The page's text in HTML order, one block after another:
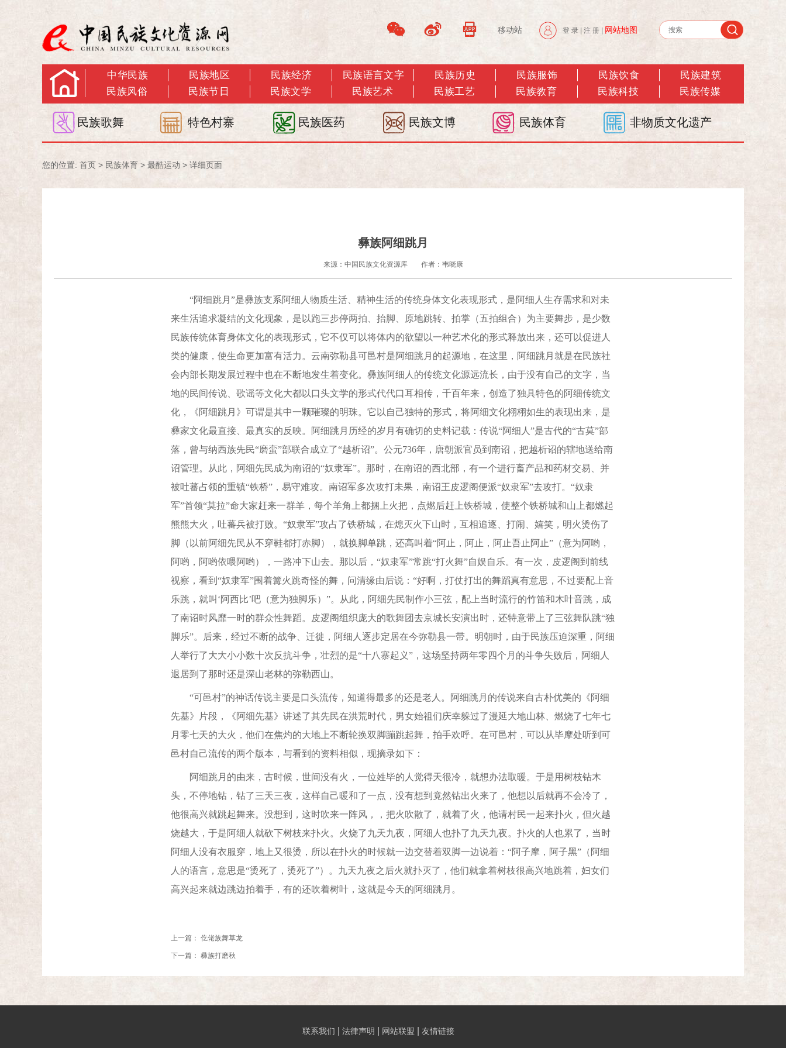
移动站 登 录 注 册 网站地图
中华民族 民族地区 民族经济 民族语言文字 民族历史 民族服饰 民族饮食
民族建筑
民族风俗
民族节日 民族文学 民族艺术 民族工艺 民族教育 民族科技 民族传媒
民族歌舞 特色村寨 民族医药 民族文博 民族体育 非物质文化遗产
您的位置: 首页 > 民族体育 > 最酷运动 > 详细页面
彝族阿细跳月
来源：中国民族文化资源库 作者：韦晓康
“阿细跳月”是彝族支系阿细人物质生活、精神生活的传统身体文化表现形式，是阿细人生存需求和对未
来生活追求凝结的文化现象，是以跑三步停两拍、抬脚、原地跳转、拍掌（五拍组合）为主要舞步，是少数
民族传统体育身体文化的表现形式，它不仅可以将体内的欲望以一种艺术化的形式释放出来，还可以促进人
类的健康，使生命更加富有活力。云南弥勒县可邑村是阿细跳月的起源地，在这里，阿细跳月就是在民族社
会内部长期发展过程中也在不断地发生着变化。彝族阿细人的传统文化源远流长，由于没有自己的文字，当
地的民间传说、歌谣等文化大都以口头文学的形式代代口耳相传，千百年来，创造了独具特色的阿细传统文
化，《阿细跳月》可谓是其中一颗璀璨的明珠。它以自己独特的形式，将阿细文化栩栩如生的表现出来，是
彝家文化最直接、最真实的反映。阿细跳月历经的岁月有确切的史料记载：传说“阿细人”是古代的“古莫”部
落，曾与纳西族先民“磨蛮”部联合成立了“越析诏”。公元736年，唐朝派官员到南诏，把越析诏的辖地送给南
诏管理。从此，阿细先民成为南诏的“奴隶军”。那时，在南诏的西北部，有一个进行畜产品和药材交易、并
被吐蕃占领的重镇“铁桥”，易守难攻。南诏军多次攻打未果，南诏王皮逻阁便派“奴隶军”去攻打。“奴隶
军”首领“莫拉”命大家赶来一群羊，每个羊角上都捆上火把，点燃后赶上铁桥城，使整个铁桥城和山上都燃起
熊熊大火，吐蕃兵被打败。“奴隶军”攻占了铁桥城，在熄灭火下山时，互相追逐、打闹、嬉笑，明火烫伤了
脚（以前阿细先民从不穿鞋都打赤脚），就换脚单跳，还高叫着“阿止，阿止，阿止吾止阿止”（意为阿哟，
阿哟，阿哟依喂阿哟），一路冲下山去。那以后，“奴隶军”常跳“打火舞”自娱自乐。有一次，皮逻阁到前线
视察，看到“奴隶军”围着篝火跳奇怪的舞，问清缘由后说：“好啊，打仗打出的舞蹈真有意思，不过要配上音
乐跳，就叫‘阿西比’吧（意为独脚乐）”。从此，阿细先民制作小三弦，配上当时流行的竹笛和木叶音跳，成
了南诏时风靡一时的群众性舞蹈。皮逻阁组织庞大的歌舞团去京城长安演出时，还特意带上了三弦舞队跳“独
脚乐”。后来，经过不断的战争、迁徙，阿细人逐步定居在今弥勒县一带。明朝时，由于民族压迫深重，阿细
人举行了大大小小数十次反抗斗争，壮烈的是“十八寨起义”，这场坚持两年零四个月的斗争失败后，阿细人
退居到了那时还是深山老林的弥勒西山。
“可邑村”的神话传说主要是口头流传，知道得最多的还是老人。阿细跳月的传说来自古朴优美的《阿细
先基》片段，《阿细先基》讲述了其先民在洪荒时代，男女始祖们庆幸躲过了漫延大地山林、燃烧了七年七
月零七天的大火，他们在焦灼的大地上不断轮换双脚蹦跳起舞，拍手欢呼。在可邑村，可以从毕摩处听到可
邑村自己流传的两个版本，与看到的资料相似，现摘录如下：
阿细跳月的由来，古时候，世间没有火，一位姓毕的人觉得天很冷，就想办法取暖。于是用树枝钻木
头，不停地钻，钻了三天三夜，这样自己暖和了一点，没有想到竟然钻出火来了，他想以后就再不会冷了，
他很高兴就跳起舞来。没想到，这时吹来一阵风，，把火吹散了，就着了火，他请村民一起来扑火，但火越
烧越大，于是阿细人就砍下树枝来扑火。火烧了九天九夜，阿细人也扑了九天九夜。扑火的人也累了，当时
阿细人没有衣服穿，地上又很烫，所以在扑火的时候就一边交替着双脚一边说着：“阿子摩，阿子黑”（阿细
人的语言，意思是“烫死了，烫死了”）。九天九夜之后火就扑灭了，他们就拿着树枝很高兴地跳着，妇女们
高兴起来就边跳边拍着手，有的还吹着树叶，这就是今天的阿细跳月。
上一篇： 仡佬族舞草龙
下一篇： 彝族打磨秋
联系我们 法律声明 网站联盟 友情链接